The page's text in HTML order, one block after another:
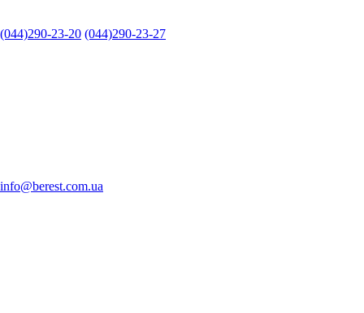
(044)290-23-20 (044)290-23-27
info@berest.com.ua